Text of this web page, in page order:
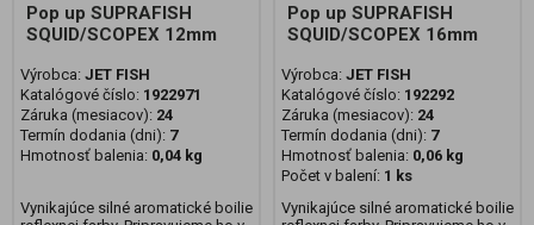
Pop up SUPRAFISH
SQUID/SCOPEX 12mm
Výrobca: JET FISH
Katalógové číslo: 1922971
Záruka (mesiacov): 24
Termín dodania (dni): 7
Hmotnosť balenia: 0,04 kg
Vynikajúce silné aromatické boilie
Pop up SUPRAFISH
SQUID/SCOPEX 16mm
Výrobca: JET FISH
Katalógové číslo: 192292
Záruka (mesiacov): 24
Termín dodania (dni): 7
Hmotnosť balenia: 0,06 kg
Počet v balení: 1 ks
Vynikajúce silné aromatické boilie